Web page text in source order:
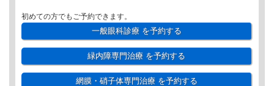
初めての方でもご予約できます。
一般眼科診療を予約する
緑内障専門治療 を予約する
網膜・硝子体専門治療を予約する